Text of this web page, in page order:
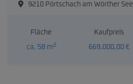
9210 Pörtschach am Wörther See
Fläche
ca. 58 m2
Kaufpreis
669.000,00 €